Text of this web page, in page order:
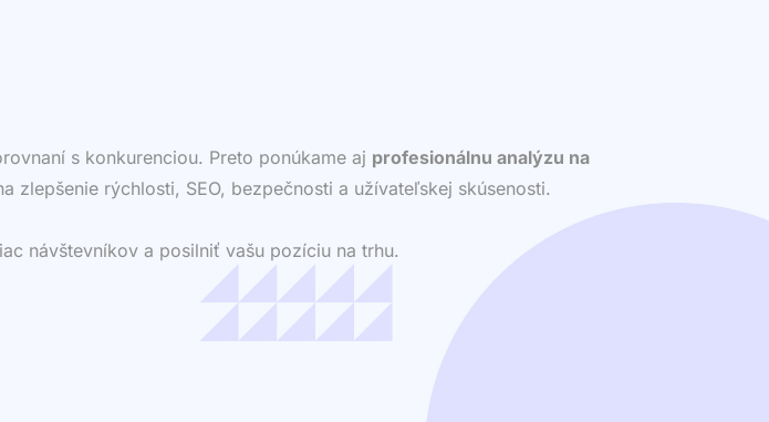
s konkurenciou. Preto ponúkame aj profesionálnu analýzu na
rýchlosti, SEO, bezpečnosti a užívateľskej skúsenosti.
návštevníkov a posilniť vašu pozíciu na trhu.